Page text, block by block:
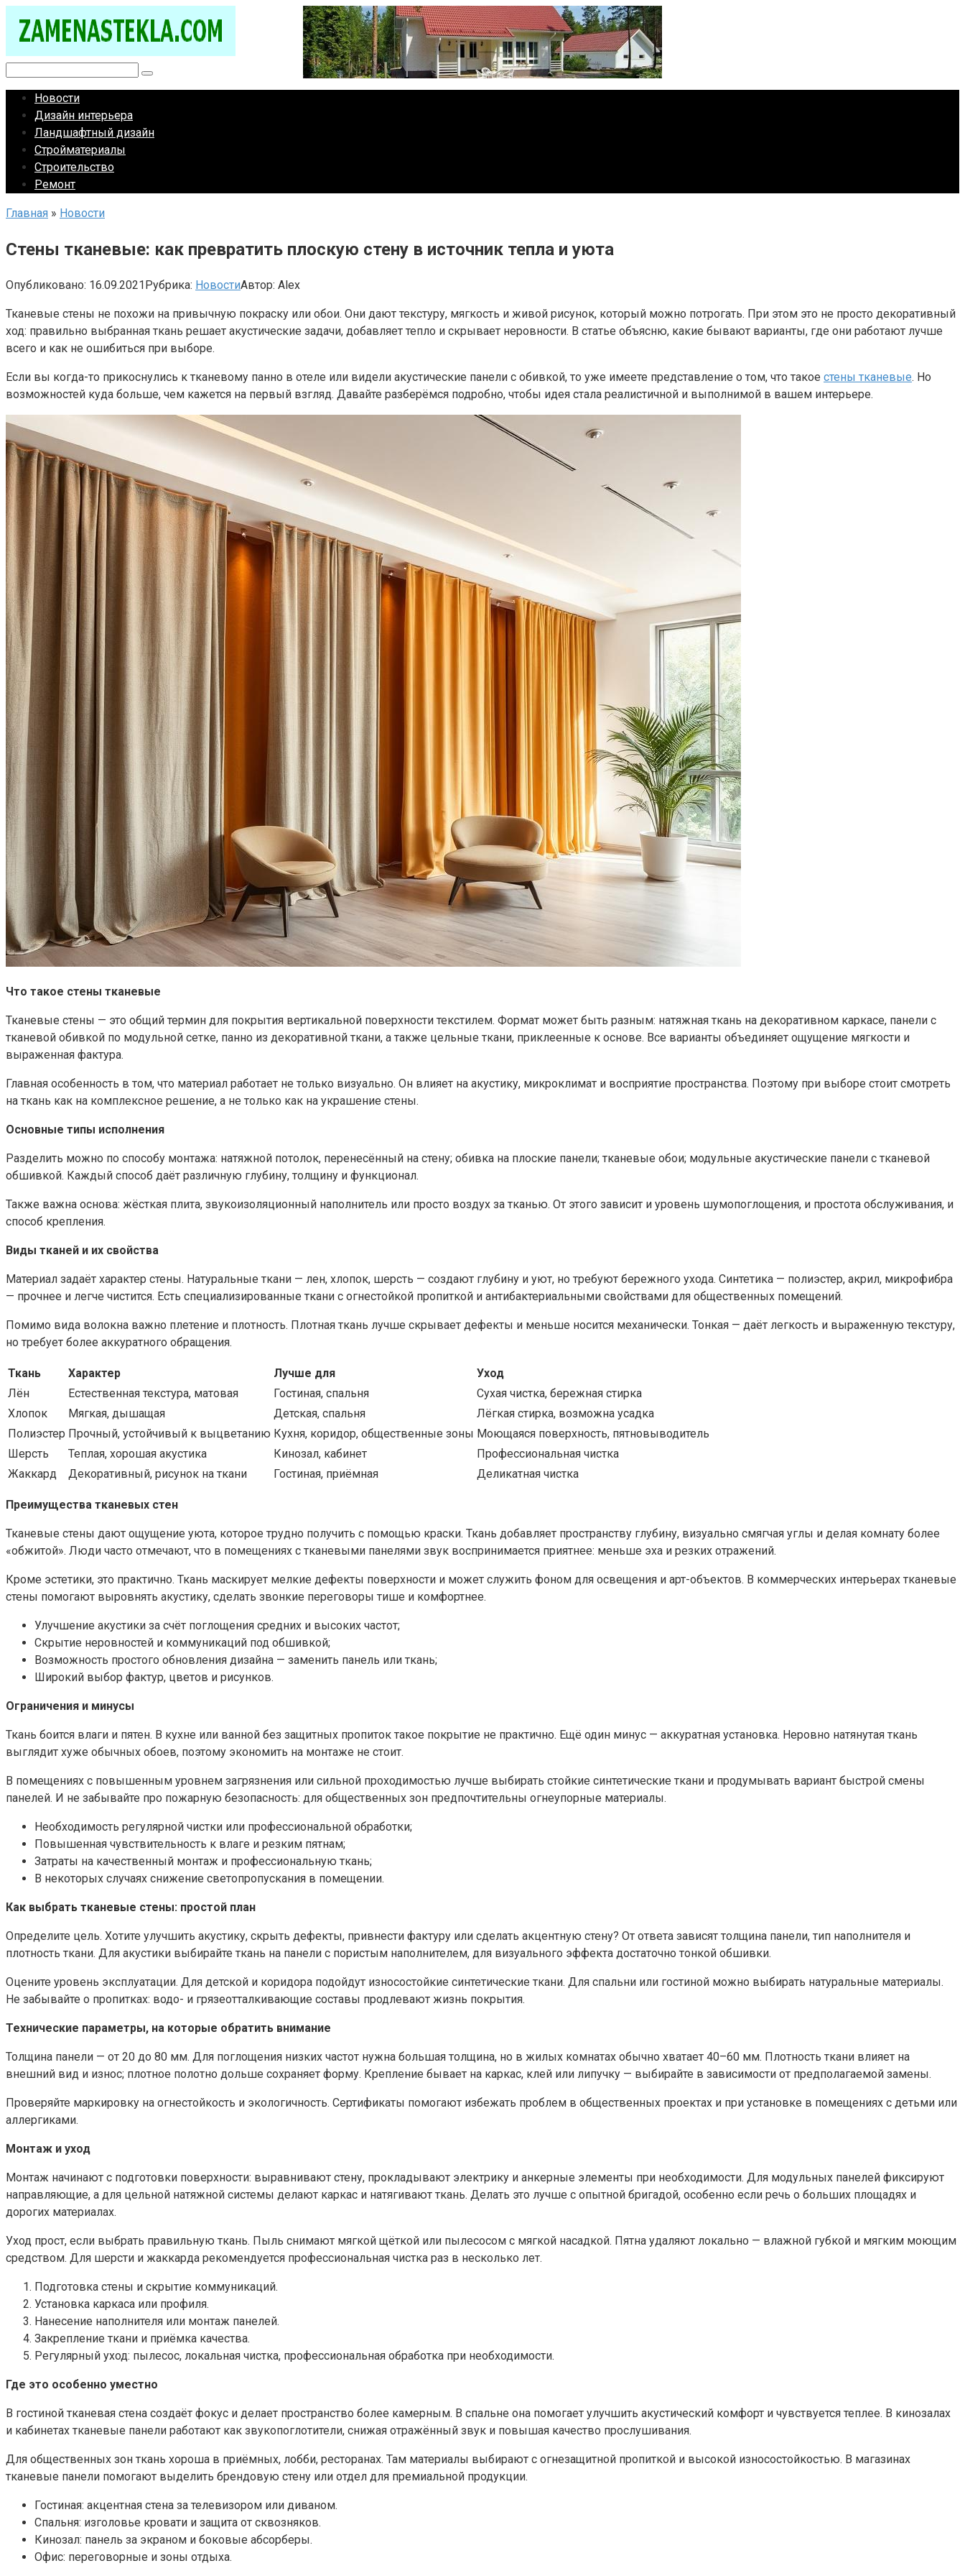
Новости
Дизайн интерьера
Ландшафтный дизайн
Стройматериалы
Строительство
Ремонт
Главная » Новости
Стены тканевые: как превратить плоскую стену в источник тепла и уюта
Опубликовано: 16.09.2021Рубрика: НовостиАвтор: Alex
Тканевые стены не похожи на привычную покраску или обои. Они дают текстуру, мягкость и живой рисунок, который можно потрогать. При этом это не просто декоративный
ход: правильно выбранная ткань решает акустические задачи, добавляет тепло и скрывает неровности. В статье объясню, какие бывают варианты, где они работают лучше
всего и как не ошибиться при выборе.
Если вы когда-то прикоснулись к тканевому панно в отеле или видели акустические панели с обивкой, то уже имеете представление о том, что такое стены тканевые. Но
возможностей куда больше, чем кажется на первый взгляд. Давайте разберёмся подробно, чтобы идея стала реалистичной и выполнимой в вашем интерьере.
Что такое стены тканевые
Тканевые стены — это общий термин для покрытия вертикальной поверхности текстилем. Формат может быть разным: натяжная ткань на декоративном каркасе, панели с
тканевой обивкой по модульной сетке, панно из декоративной ткани, а также цельные ткани, приклеенные к основе. Все варианты объединяет ощущение мягкости и
выраженная фактура.
Главная особенность в том, что материал работает не только визуально. Он влияет на акустику, микроклимат и восприятие пространства. Поэтому при выборе стоит смотреть
на ткань как на комплексное решение, а не только как на украшение стены.
Основные типы исполнения
Разделить можно по способу монтажа: натяжной потолок, перенесённый на стену; обивка на плоские панели; тканевые обои; модульные акустические панели с тканевой
обшивкой. Каждый способ даёт различную глубину, толщину и функционал.
Также важна основа: жёсткая плита, звукоизоляционный наполнитель или просто воздух за тканью. От этого зависит и уровень шумопоглощения, и простота обслуживания, и
способ крепления.
Виды тканей и их свойства
Материал задаёт характер стены. Натуральные ткани — лен, хлопок, шерсть — создают глубину и уют, но требуют бережного ухода. Синтетика — полиэстер, акрил, микрофибра
— прочнее и легче чистится. Есть специализированные ткани с огнестойкой пропиткой и антибактериальными свойствами для общественных помещений.
Помимо вида волокна важно плетение и плотность. Плотная ткань лучше скрывает дефекты и меньше носится механически. Тонкая — даёт легкость и выраженную текстуру,
но требует более аккуратного обращения.
Ткань Характер Лучше для
Уход
Лён
Естественная текстура, матовая Гостиная, спальня
Сухая чистка, бережная стирка
Хлопок
Мягкая, дышащая Детская, спальня
Лёгкая стирка, возможна усадка
Полиэстер Прочный, устойчивый к выцветанию Кухня, коридор, общественные зоны Моющаяся поверхность, пятновыводитель
Шерсть
Теплая, хорошая акустика Кинозал, кабинет
Профессиональная чистка
Жаккард
Декоративный, рисунок на ткани Гостиная, приёмная Деликатная чистка
Преимущества тканевых стен
Тканевые стены дают ощущение уюта, которое трудно получить с помощью краски. Ткань добавляет пространству глубину, визуально смягчая углы и делая комнату более
«обжитой». Люди часто отмечают, что в помещениях с тканевыми панелями звук воспринимается приятнее: меньше эха и резких отражений.
Кроме эстетики, это практично. Ткань маскирует мелкие дефекты поверхности и может служить фоном для освещения и арт-объектов. В коммерческих интерьерах тканевые
стены помогают выровнять акустику, сделать звонкие переговоры тише и комфортнее.
Улучшение акустики за счёт поглощения средних и высоких частот;
Скрытие неровностей и коммуникаций под обшивкой;
Возможность простого обновления дизайна — заменить панель или ткань;
Широкий выбор фактур, цветов и рисунков.
Ограничения и минусы
Ткань боится влаги и пятен. В кухне или ванной без защитных пропиток такое покрытие не практично. Ещё один минус — аккуратная установка. Неровно натянутая ткань
выглядит хуже обычных обоев, поэтому экономить на монтаже не стоит.
В помещениях с повышенным уровнем загрязнения или сильной проходимостью лучше выбирать стойкие синтетические ткани и продумывать вариант быстрой смены
панелей. И не забывайте про пожарную безопасность: для общественных зон предпочтительны огнеупорные материалы.
Необходимость регулярной чистки или профессиональной обработки;
Повышенная чувствительность к влаге и резким пятнам;
Затраты на качественный монтаж и профессиональную ткань;
В некоторых случаях снижение светопропускания в помещении.
Как выбрать тканевые стены: простой план
Определите цель. Хотите улучшить акустику, скрыть дефекты, привнести фактуру или сделать акцентную стену? От ответа зависят толщина панели, тип наполнителя и
плотность ткани. Для акустики выбирайте ткань на панели с пористым наполнителем, для визуального эффекта достаточно тонкой обшивки.
Оцените уровень эксплуатации. Для детской и коридора подойдут износостойкие синтетические ткани. Для спальни или гостиной можно выбирать натуральные материалы.
Не забывайте о пропитках: водо- и грязеотталкивающие составы продлевают жизнь покрытия.
Технические параметры, на которые обратить внимание
Толщина панели — от 20 до 80 мм. Для поглощения низких частот нужна большая толщина, но в жилых комнатах обычно хватает 40–60 мм. Плотность ткани влияет на
внешний вид и износ; плотное полотно дольше сохраняет форму. Крепление бывает на каркас, клей или липучку — выбирайте в зависимости от предполагаемой замены.
Проверяйте маркировку на огнестойкость и экологичность. Сертификаты помогают избежать проблем в общественных проектах и при установке в помещениях с детьми или
аллергиками.
Монтаж и уход
Монтаж начинают с подготовки поверхности: выравнивают стену, прокладывают электрику и анкерные элементы при необходимости. Для модульных панелей фиксируют
направляющие, а для цельной натяжной системы делают каркас и натягивают ткань. Делать это лучше с опытной бригадой, особенно если речь о больших площадях и
дорогих материалах.
Уход прост, если выбрать правильную ткань. Пыль снимают мягкой щёткой или пылесосом с мягкой насадкой. Пятна удаляют локально — влажной губкой и мягким моющим
средством. Для шерсти и жаккарда рекомендуется профессиональная чистка раз в несколько лет.
Подготовка стены и скрытие коммуникаций.
Установка каркаса или профиля.
Нанесение наполнителя или монтаж панелей.
Закрепление ткани и приёмка качества.
Регулярный уход: пылесос, локальная чистка, профессиональная обработка при необходимости.
Где это особенно уместно
В гостиной тканевая стена создаёт фокус и делает пространство более камерным. В спальне она помогает улучшить акустический комфорт и чувствуется теплее. В кинозалах
и кабинетах тканевые панели работают как звукопоглотители, снижая отражённый звук и повышая качество прослушивания.
Для общественных зон ткань хороша в приёмных, лобби, ресторанах. Там материалы выбирают с огнезащитной пропиткой и высокой износостойкостью. В магазинах
тканевые панели помогают выделить брендовую стену или отдел для премиальной продукции.
Гостиная: акцентная стена за телевизором или диваном.
Спальня: изголовье кровати и защита от сквозняков.
Кинозал: панель за экраном и боковые абсорберы.
Офис: переговорные и зоны отдыха.